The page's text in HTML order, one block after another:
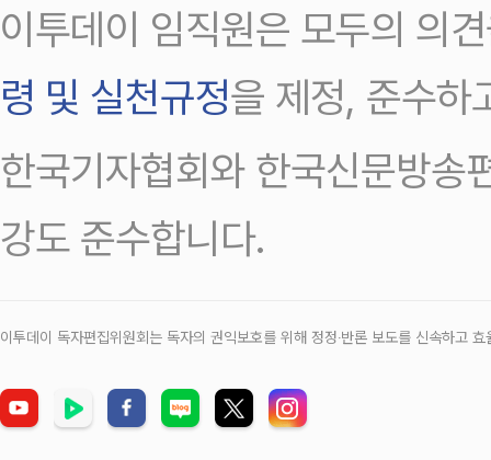
이투데이 임직원은 모두의 의
령 및 실천규정을 제정, 준수하
한국기자협회와 한국신문방송
강도 준수합니다.
이투데이 독자편집위원회는 독자의 권익보호를 위해 정정‧반론 보도를 신속하고